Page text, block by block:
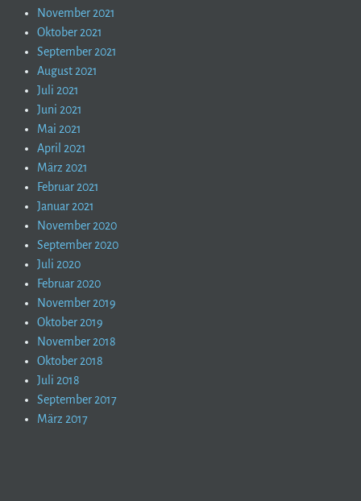
November 2021
Oktober 2021
September 2021
August 2021
Juli 2021
Juni 2021
Mai 2021
April 2021
März 2021
Februar 2021
Januar 2021
November 2020
September 2020
Juli 2020
Februar 2020
November 2019
Oktober 2019
November 2018
Oktober 2018
Juli 2018
September 2017
März 2017